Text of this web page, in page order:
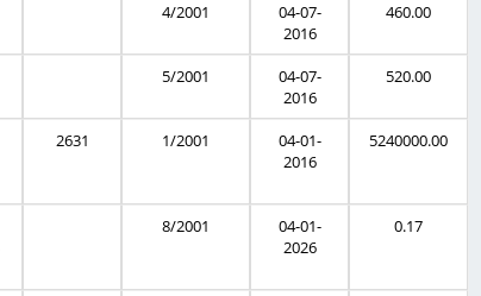
4/2001
04-07-
2016
460.00
5/2001
04-07-
2016
520.00
2631 1/2001
04-01-
2016
5240000.00
8/2001
04-01-
2026
0.17